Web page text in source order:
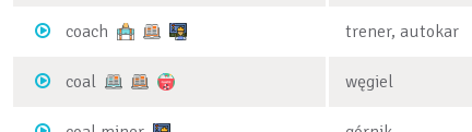
coach trener, autokar
coal węgiel